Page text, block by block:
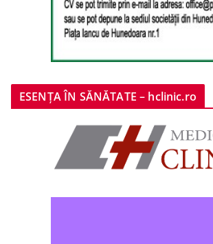
ESENȚA ÎN SĂNĂTATE – hclinic.ro